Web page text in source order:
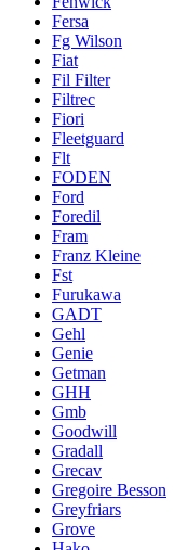
Fersa
Fg Wilson
Fiat
Fil Filter
Filtrec
Fiori
Fleetguard
Flt
FODEN
Ford
Foredil
Fram
Franz Kleine
Fst
Furukawa
GADT
Gehl
Genie
Getman
GHH
Gmb
Goodwill
Gradall
Grecav
Gregoire Besson
Greyfriars
Grove